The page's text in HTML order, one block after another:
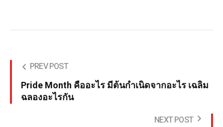
PREV POST
Pride Month คืออะไร มีต้นกำเนิดจากอะไร เฉลิม
ฉลองอะไรกัน
NEXT POST